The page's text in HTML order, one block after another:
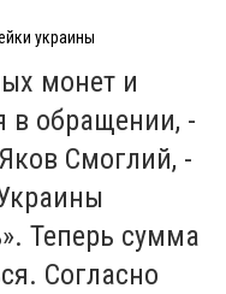
украины
монет и
в обращении, -
Смоглий, -
Теперь сумма
Согласно